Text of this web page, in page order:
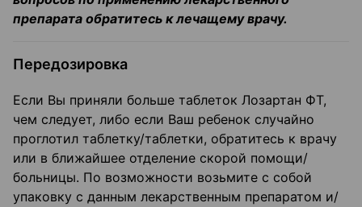
препарата обратитесь к лечащему врачу.
Передозировка
Если Вы приняли больше таблеток Лозартан ФТ,
чем следует, либо если Ваш ребенок случайно
проглотил таблетку/таблетки, обратитесь к врачу
или в ближайшее отделение скорой помощи/
больницы. По возможности возьмите с собой
упаковку с данным лекарственным препаратом и/